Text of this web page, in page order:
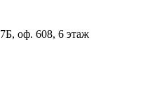
оф. 608, 6 этаж